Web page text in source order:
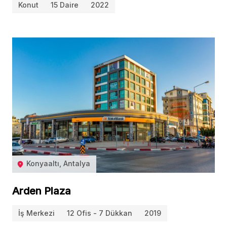
Konut 15 Daire 2022
Konyaaltı, Antalya
Arden Plaza
İş Merkezi 12 Ofis - 7 Dükkan 2019